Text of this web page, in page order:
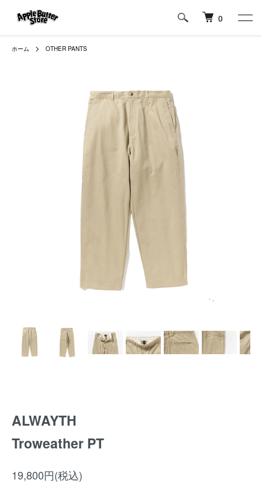
0
ホーム OTHER PANTS
ALWAYTH
Troweather PT
19,800円(税込)